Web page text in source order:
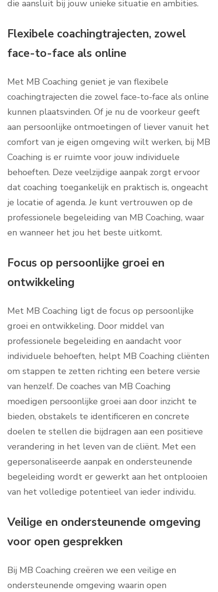
die aansluit bij jouw unieke situatie en ambities.
Flexibele coachingtrajecten, zowel
face-to-face als online
Met MB Coaching geniet je van flexibele
coachingtrajecten die zowel face-to-face als online
kunnen plaatsvinden. Of je nu de voorkeur geeft
aan persoonlijke ontmoetingen of liever vanuit het
comfort van je eigen omgeving wilt werken, bij MB
Coaching is er ruimte voor jouw individuele
behoeften. Deze veelzijdige aanpak zorgt ervoor
dat coaching toegankelijk en praktisch is, ongeacht
je locatie of agenda. Je kunt vertrouwen op de
professionele begeleiding van MB Coaching, waar
en wanneer het jou het beste uitkomt.
Focus op persoonlijke groei en
ontwikkeling
Met MB Coaching ligt de focus op persoonlijke
groei en ontwikkeling. Door middel van
professionele begeleiding en aandacht voor
individuele behoeften, helpt MB Coaching cliënten
om stappen te zetten richting een betere versie
van henzelf. De coaches van MB Coaching
moedigen persoonlijke groei aan door inzicht te
bieden, obstakels te identificeren en concrete
doelen te stellen die bijdragen aan een positieve
verandering in het leven van de cliënt. Met een
gepersonaliseerde aanpak en ondersteunende
begeleiding wordt er gewerkt aan het ontplooien
van het volledige potentieel van ieder individu.
Veilige en ondersteunende omgeving
voor open gesprekken
Bij MB Coaching creëren we een veilige en
ondersteunende omgeving waarin open